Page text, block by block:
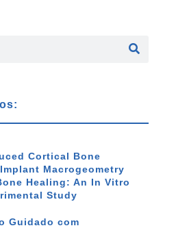
Cortical Bone
Macrogeometry
Healing: An In Vitro
Study
Guidado com